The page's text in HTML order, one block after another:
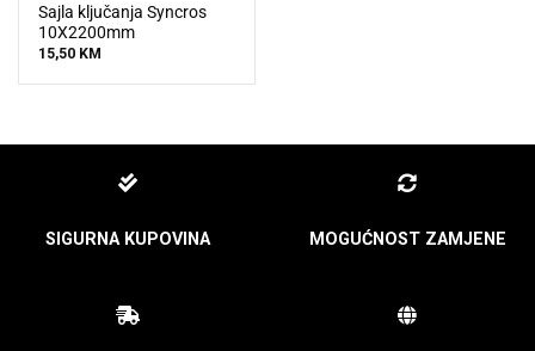
Sajla ključanja Syncros
10X2200mm
15,50 KM
SIGURNA KUPOVINA MOGUĆNOST ZAMJENE